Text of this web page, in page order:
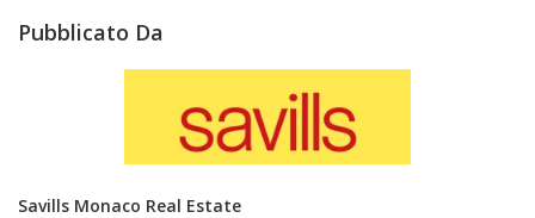
Pubblicato Da
Savills Monaco Real Estate